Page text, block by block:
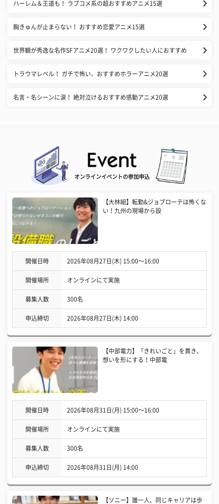
ハーレム＆王道も！ ラブコメ系の超おすすめアニメ15選
胸きゅんが止まらない！ おすすめ恋愛アニメ15選
世界観が秀逸な名作SFアニメ20選！ ワクワクしたい人におすすめ
トラウマレベル！ ガチで怖い、おすすめホラーアニメ20選
名言・名シーンに涙！ 絶対泣けるおすすめ感動アニメ20選
オンラインイベントの参加申込
【大林組】転勤&ジョブローテは怖くな
い！九州の現場から設
開催日時 2026年08月27日(木) 15:00〜16:00
開催場所 オンラインにて実施
募集人数 300名
申込締切 2026年08月27日(木) 14:00
【中部電力】「きれいごと」を貫き、
想いを形にする！中部電
開催日時 2026年08月31日(月) 15:00〜16:00
開催場所 オンラインにて実施
募集人数 300名
申込締切 2026年08月31日(月) 14:00
【ソニー】誰一人、同じキャリアは歩